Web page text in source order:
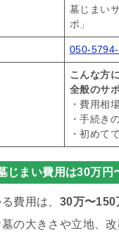
墓じまい
ポ」
050-
こんな方
全般のサ
・費用相
・手続き
・初めて
じまい費用は30万円
費用は、 30万〜150
の大きさや立地、